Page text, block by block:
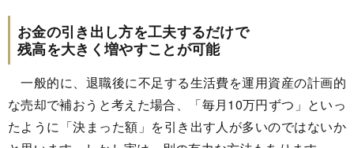
お金の引き出し方を工夫するだけで
残高を大きく増やすことが可能
一般的に、退職後に不足する生活費を運用資産の計画的
な売却で補おうと考えた場合、「毎月10万円ずつ」といっ
たように「決まった額」を引き出す人が多いのではないか